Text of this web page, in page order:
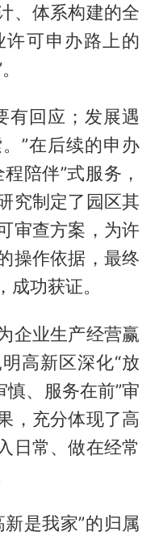
、体系构建的全
可申办路上的
有回应；发展遇
”在后续的申办
陪伴”式服务，
究制定了园区其
审查方案，为许
操作依据，最终
功获证。
企业生产经营赢
高新区深化“放
慎、服务在前”审
，充分体现了高
日常、做在经常
是我家”的归属